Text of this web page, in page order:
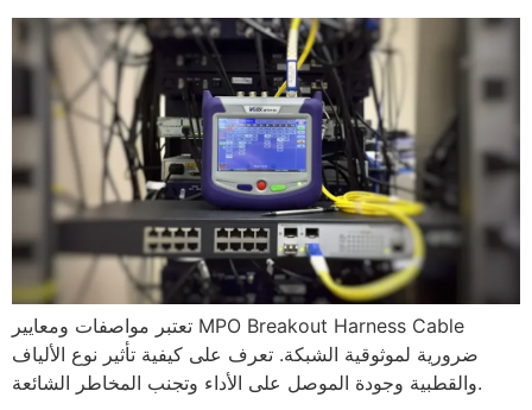
تعتبر مواصفات ومعايير MPO Breakout Harness Cable
ضرورية لموثوقية الشبكة. تعرف على كيفية تأثير نوع الألياف
والقطبية وجودة الموصل على الأداء وتجنب المخاطر الشائعة.